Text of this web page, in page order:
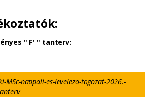
" F' " tanterv:
nappali-es-levelezo-tagozat-2026.-